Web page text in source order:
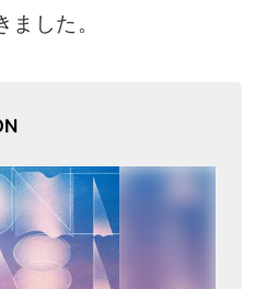
した。